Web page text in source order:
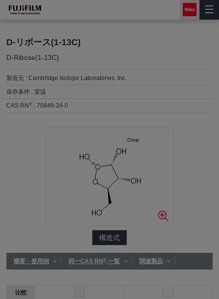
D-リボース(1-13C)
D-Ribose(1-13C)
製造元 :Cambridge Isotope Laboratories, Inc.
保存条件 :室温
CAS RN® :70849-24-0
構造式
概要・使用例 同一CAS RN®一覧 関連製品
比較